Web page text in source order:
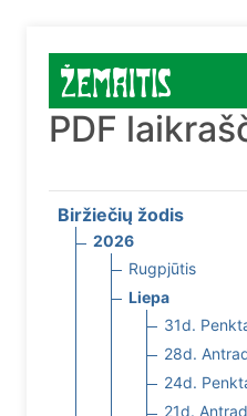
PDF
Biržiečių žodis
2026
Rugpjūtis
Liepa
31d.
28d.
24d.
21d.